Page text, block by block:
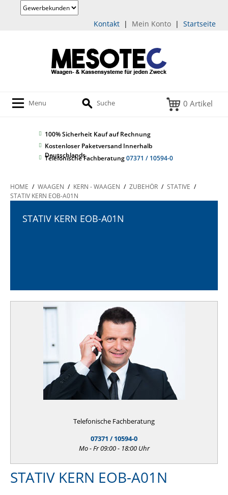
Startseite
|
Mein Konto
|
Kontakt
Menu Suche 0 Artikel
100% Sicherheit Kauf auf Rechnung
Kostenloser Paketversand Innerhalb
Deutschlands
Telefonische Fachberatung07371 / 10594-0
HOME / WAAGEN / KERN - WAAGEN / ZUBEHÖR / STATIVE /
STATIV KERN EOB-A01N
STATIV KERN EOB-A01N
Telefonische Fachberatung
07371 / 10594-0
Mo - Fr 09:00 - 18:00 Uhr
STATIV KERN EOB-A01N